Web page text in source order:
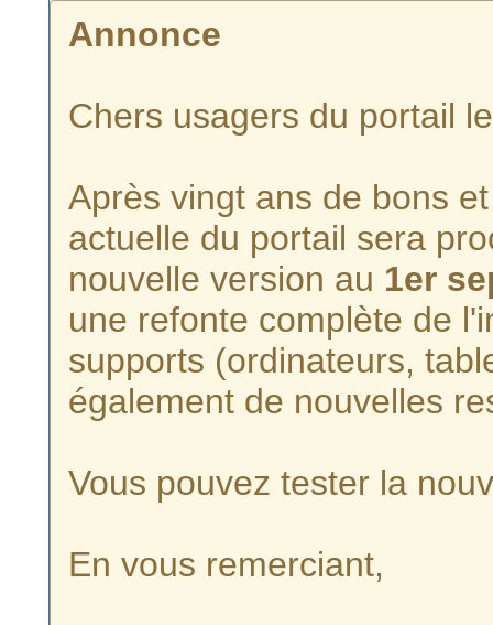
Annonce
Chers usagers du portail
Après vingt ans de bons
actuelle du portail sera
nouvelle version au 1er
une refonte complète de
supports (ordinateurs,
également de nouvelles
Vous pouvez tester la
En vous remerciant,